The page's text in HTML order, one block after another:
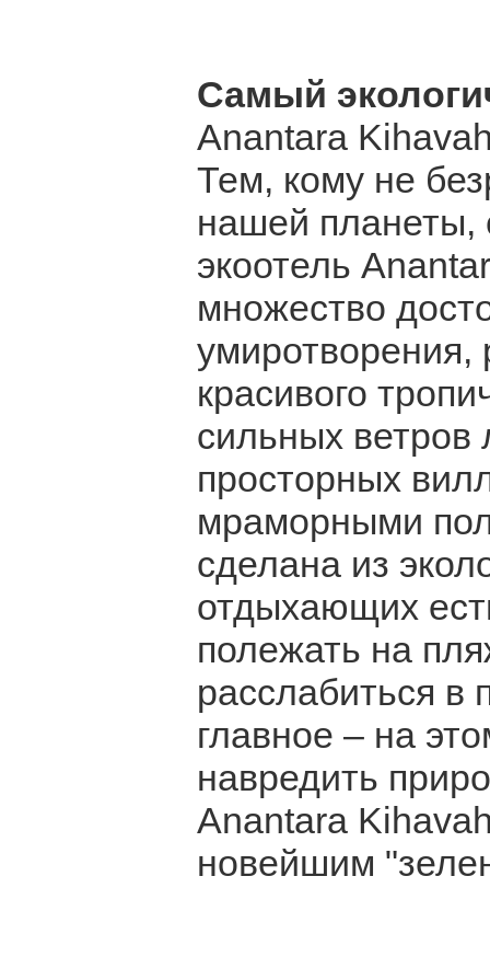
Самый
Anantara
Тем, кому не
нашей планеты,
экоотель
множество
красивого
сильных ветров
просторных
мраморными
сделана из
отдыхающих
полежать на
расслабиться
главное – на
навредить
Anantara
новейшим